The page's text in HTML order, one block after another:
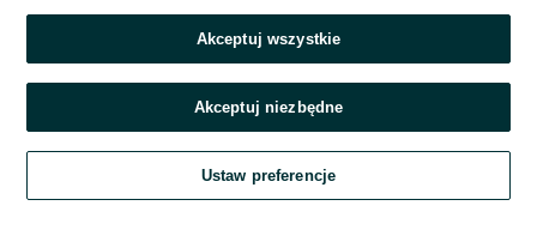
Zaloguj się
Kontynuując za pośrednictwem jednego z dostawców wskazanych powyżej,
OLX.pl w jego aktualnym brzmieniu.
Akceptuj wszystkie
Akceptuj niezbędne
Ustaw preferencje